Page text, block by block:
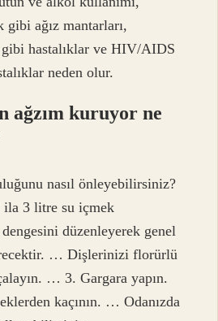
ağız mantarları,
hastalıklar ve HIV/AIDS
neden olur.
ağzım kuruyor ne
nasıl önleyebilirsiniz?
ila 3 litre su içmek
düzenleyerek genel
… Dişlerinizi florürlü
… 3. Gargara yapın.
kaçının. … Odanızda